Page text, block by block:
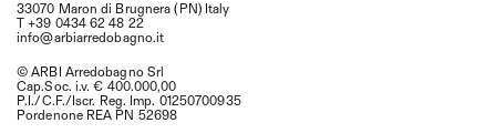
33070 Maron di Brugnera (PN) Italy
T +39 0434 62 48 22
info@arbiarredobagno.it
© ARBI Arredobagno Srl
Cap.Soc. i.v. € 400.000,00
P.I./C.F./Iscr. Reg. Imp. 01250700935
Pordenone REA PN 52698